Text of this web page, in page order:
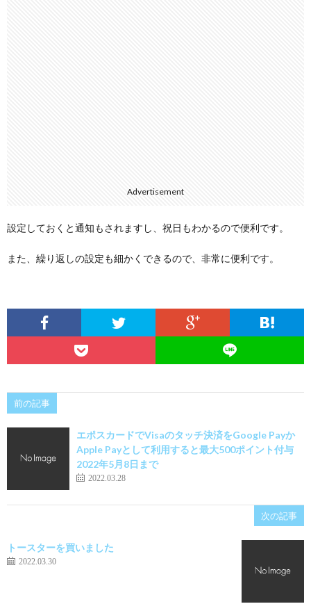
Advertisement
設定しておくと通知もされますし、祝日もわかるので便利です。
また、繰り返しの設定も細かくできるので、非常に便利です。
前の記事
エポスカードでVisaのタッチ決済をGoogle Payか
Apple Payとして利用すると最大500ポイント付与
2022年5月8日まで
2022.03.28
次の記事
トースターを買いました
2022.03.30